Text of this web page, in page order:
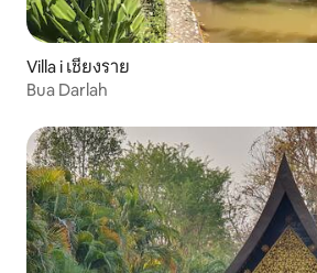
Villa i เชียงราย
Bua Darlah